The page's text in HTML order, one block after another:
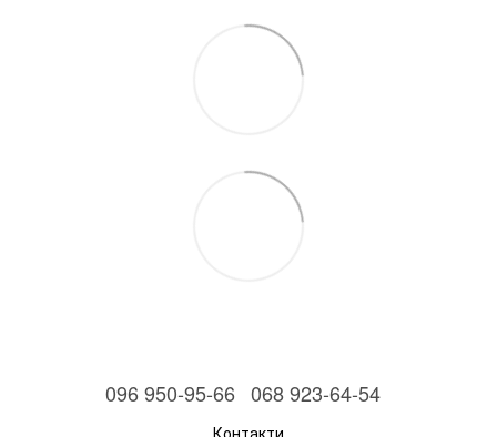
096 950-95-66 068 923-64-54
Контакти